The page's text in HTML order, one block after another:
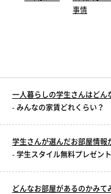
一人暮らしの学生さんはどん
- みんなの家賃どれくらい？
学生さんが選んだお部屋情報
- 学生スタイル無料プレゼント
どんなお部屋があるのかみて